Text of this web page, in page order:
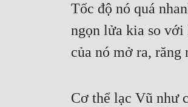
Tốc độ nó quá
ngọn lửa kia so với
của nó mở ra,
Cơ thể lạc Vũ như